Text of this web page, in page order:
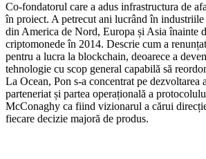
Co-fondatorul care a adus infrastructura de
în proiect. A petrecut ani lucrând în
din America de Nord, Europa și Asia înainte
criptomonede în 2014. Descrie cum a
pentru a lucra la blockchain, deoarece a
tehnologie cu scop general capabilă să
La Ocean, Pon s-a concentrat pe dezvoltarea
parteneriat și partea operațională a
McConaghy ca fiind vizionarul a cărui
fiecare decizie majoră de produs.